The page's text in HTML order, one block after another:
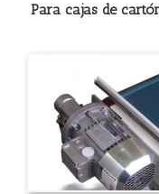
Para cajas de